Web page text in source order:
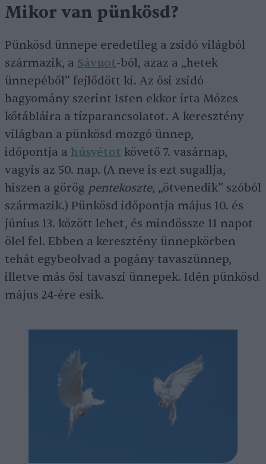
Mikor van pünkösd?
Pünkösd ünnepe eredetileg a zsidó világból
származik, a Sávuot-ból, azaz a „hetek
ünnepéből” fejlődött ki. Az ősi zsidó
hagyomány szerint Isten ekkor írta Mózes
kőtábláira a tízparancsolatot. A keresztény
világban a pünkösd mozgó ünnep,
időpontja a húsvétot követő 7. vasárnap,
vagyis az 50. nap. (A neve is ezt sugallja,
hiszen a görög pentekoszte, „ötvenedik” szóból
származik.) Pünkösd időpontja május 10. és
június 13. között lehet, és mindössze 11 napot
ölel fel. Ebben a keresztény ünnepkörben
tehát egybeolvad a pogány tavaszünnep,
illetve más ősi tavaszi ünnepek. Idén pünkösd
május 24-ére esik.